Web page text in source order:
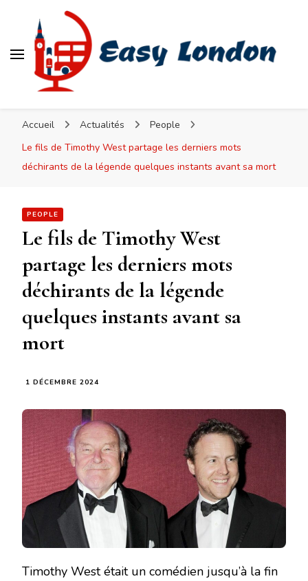
Accueil Actualités
People
Le fils de Timothy West partage les derniers mots
déchirants de la légende quelques instants avant sa mort
PEOPLE
Le fils de Timothy West
partage les derniers mots
déchirants de la légende
quelques instants avant sa
mort
1 DÉCEMBRE 2024
Timothy West était un comédien jusqu’à la fin